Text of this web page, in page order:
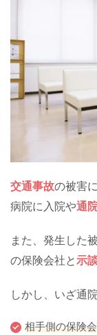
交通事故の被害
病院に入院や通
また、発生した
の保険会社と示
しかし、いざ通
相手側の保険